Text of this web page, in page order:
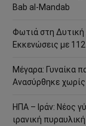
Bab al-Mandab
Φωτιά στη Δυτική
Εκκενώσεις με
Μέγαρα: Γυναίκα
Ανασύρθηκε χωρίς
ΗΠΑ – Ιράν: Νέος
ιρανική